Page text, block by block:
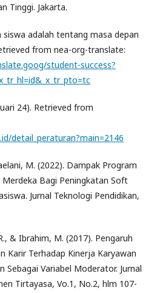
Tinggi. Jakarta.
siswa adalah tentang masa depan
from nea-org-translate:
student-success?
24). Retrieved from
detail_peraturan?main=2146
M. (2022). Dampak Program
Bagi Peningkatan Soft
Jurnal Teknologi Pendidikan,
& Ibrahim, M. (2017). Pengaruh
Karir Terhadap Kinerja Karyawan
Sebagai Variabel Moderator. Jurnal
Tirtayasa, Vo.1, No.2, hlm 107-